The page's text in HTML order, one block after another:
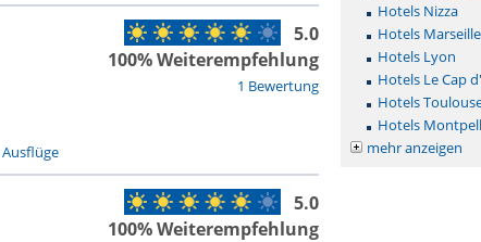
1 Bewertung
5.0
100% Weiterempfehlung
Ausflüge
5.0
100% Weiterempfehlung
Hotels Nizza
Hotels Marseille
Hotels Lyon
Hotels Le Cap
Hotels
Hotels
mehr anzeigen